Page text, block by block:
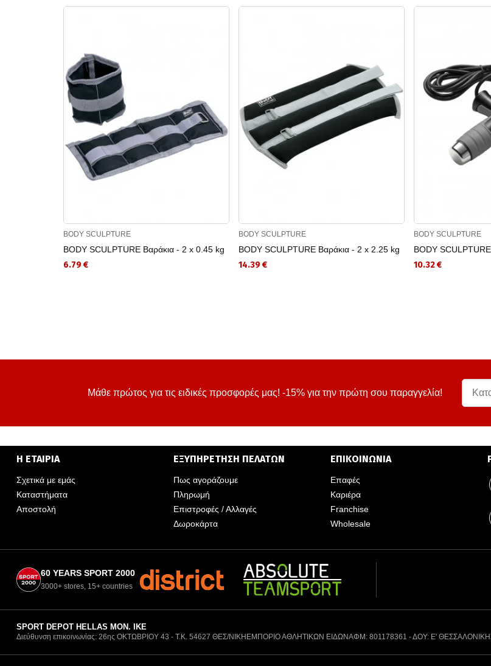
BODY SCULPTURE
BODY SCULPTURE Βαράκια - 2 x 0.45 kg
6.79 €
BODY SCULPTURE
BODY SCULPTURE Βαράκια - 2 x 2.25 kg
14.39 €
BODY SCULPTURE
BODY SCULPTURE
10.32 €
Μάθε πρώτος για τις ειδικές προσφορές μας! -15% για την πρώτη σου παραγγελία!
Η ΕΤΑΙΡΙΑ
Σχετικά με εμάς
Καταστήματα
Αποστολή
ΕΞΥΠΗΡΕΤΗΣΗ ΠΕΛΑΤΩΝ
Πως αγοράζουμε
Πληρωμή
Επιστροφές / Αλλαγές
Δωροκάρτα
ΕΠΙΚΟΙΝΩΝΙΑ
Επαφές
Καριέρα
Franchise
Wholesale
60 YEARS SPORT 2000
3000+ stores, 15+ countries
SPORT DEPOT HELLAS ΜΟΝ. ΙΚΕ
Διεύθυνση επικοινωνίας: 26ης ΟΚΤΩΒΡΙΟΥ 43 - Τ.Κ. 54627 ΘΕΣ/ΝΙΚΗΕΜΠΟΡΙΟ ΑΘΛΗΤΙΚΩΝ ΕΙΔΩΝΑΦΜ: 801178361 - ΔΟΥ: Ε'